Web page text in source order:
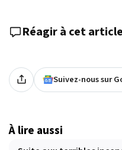
Réagir à cet article
Suivez-nous sur
À lire aussi